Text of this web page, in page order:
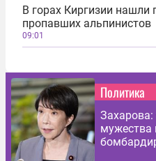
В горах Киргизии нашли
пропавших альпинистов
09:01
Политика
мужества